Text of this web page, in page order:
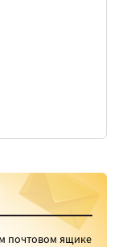
почтовом ящике